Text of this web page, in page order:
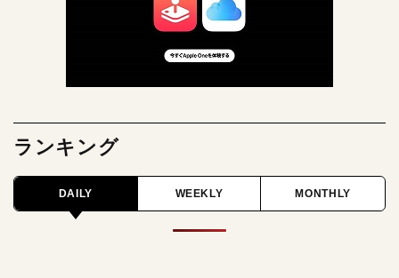
ランキング
DAILY WEEKLY MONTHLY